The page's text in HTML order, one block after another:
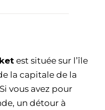
est située sur l’île
la capitale de la
vous avez pour
un détour à